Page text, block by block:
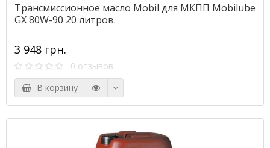
Трансмиссионное масло Mobil для МКПП Mobilube
GX 80W-90 20 литров.
3 948 грн.
0 отзывов
В корзину